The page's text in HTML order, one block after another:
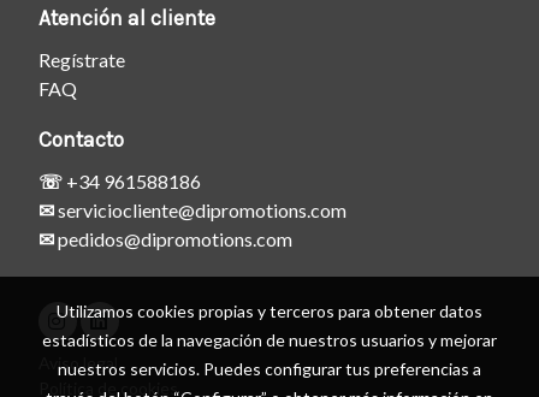
Atención al cliente
Regístrate
FAQ
Contacto
☏ +34 961588186
✉serviciocliente@dipromotions.com
✉pedidos@dipromotions.com
Aviso legal
Política de cookies
Utilizamos cookies propias y terceros para obtener datos
estadísticos de la navegación de nuestros usuarios y mejorar
nuestros servicios. Puedes configurar tus preferencias a